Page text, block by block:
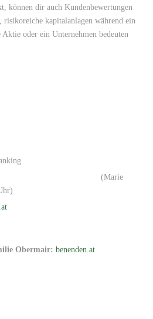
können dir auch Kundenbewertungen
risikoreiche kapitalanlagen während ein
oder ein Unternehmen bedeuten
2324234
(Marie
Obermair: benenden.at